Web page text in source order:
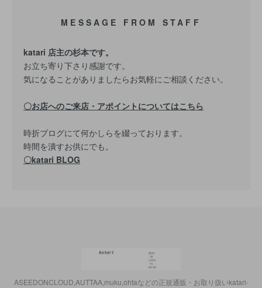
MESSAGE FROM STAFF
katari 店主の杉本です。
お立ち寄り下さり感謝です。
気になることがありましたらお気軽にご相談ください。
〇お店へのご来店・アポイントについてはこちら
時折ブログにて何かしらを綴っております。
時間を潰すお供にでも。
〇katari BLOG
ASEEDONCLOUD,AUTTAA,muku,ohtaなどの正規通販・お取り扱いkatari-